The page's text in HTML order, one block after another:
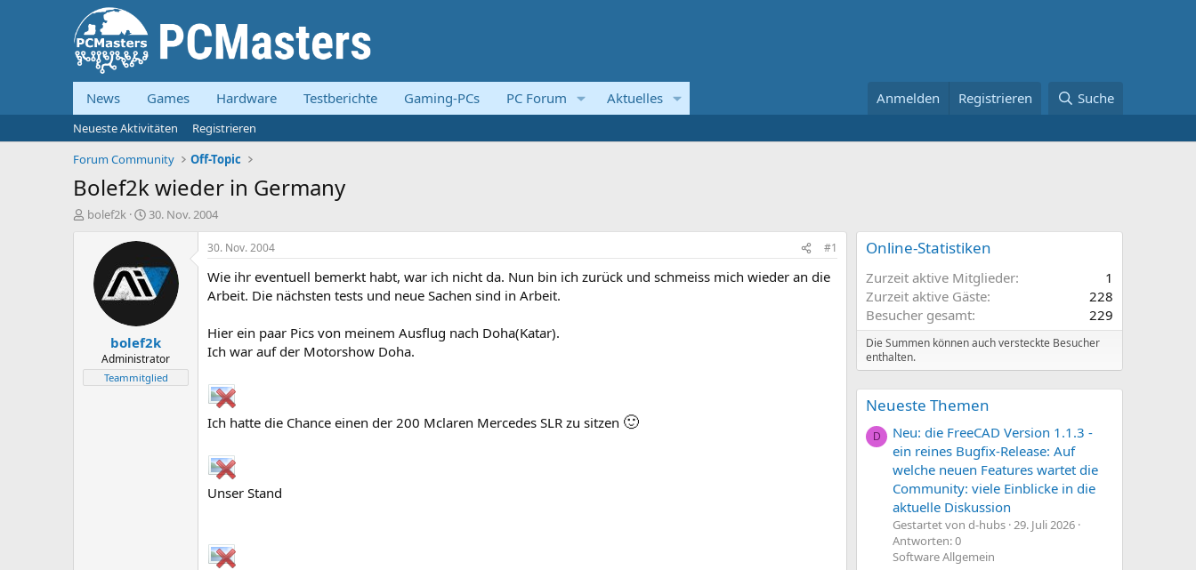
News Games Hardware Testberichte Gaming-PCs PC Forum Aktuelles Anmelden Registrieren Suche
Neueste Aktivitäten
Registrieren
Forum Community
Off-Topic
Bolef2k wieder in Germany
E
bolef2k
E
s
e
l
t
a
m
30. Nov. 2004
bolef2k
Administrator
Teammitglied
30. Nov. 2004 #1
Wie ihr eventuell bemerkt habt, war ich nicht da. Nun bin ich zurück und schmeiss mich wieder an die
Arbeit. Die nächsten tests und neue Sachen sind in Arbeit.
Hier ein paar Pics von meinem Ausflug nach Doha(Katar).
Ich war auf der Motorshow Doha.
Ich hatte die Chance einen der 200 Mclaren Mercedes SLR zu sitzen 🙂
Unser Stand
Online-Statistiken
Zurzeit aktive Mitglieder
1
Zurzeit aktive Gäste
228
Besucher gesamt
229
Die Summen können auch versteckte Besucher
enthalten.
Neueste Themen
D
Neu: die FreeCAD Version 1.1.3 -
ein reines Bugfix-Release: Auf
welche neuen Features wartet die
Community: viele Einblicke in die
aktuelle Diskussion
Gestartet von d-hubs 29. Juli 2026
Antworten: 0
Software Allgemein